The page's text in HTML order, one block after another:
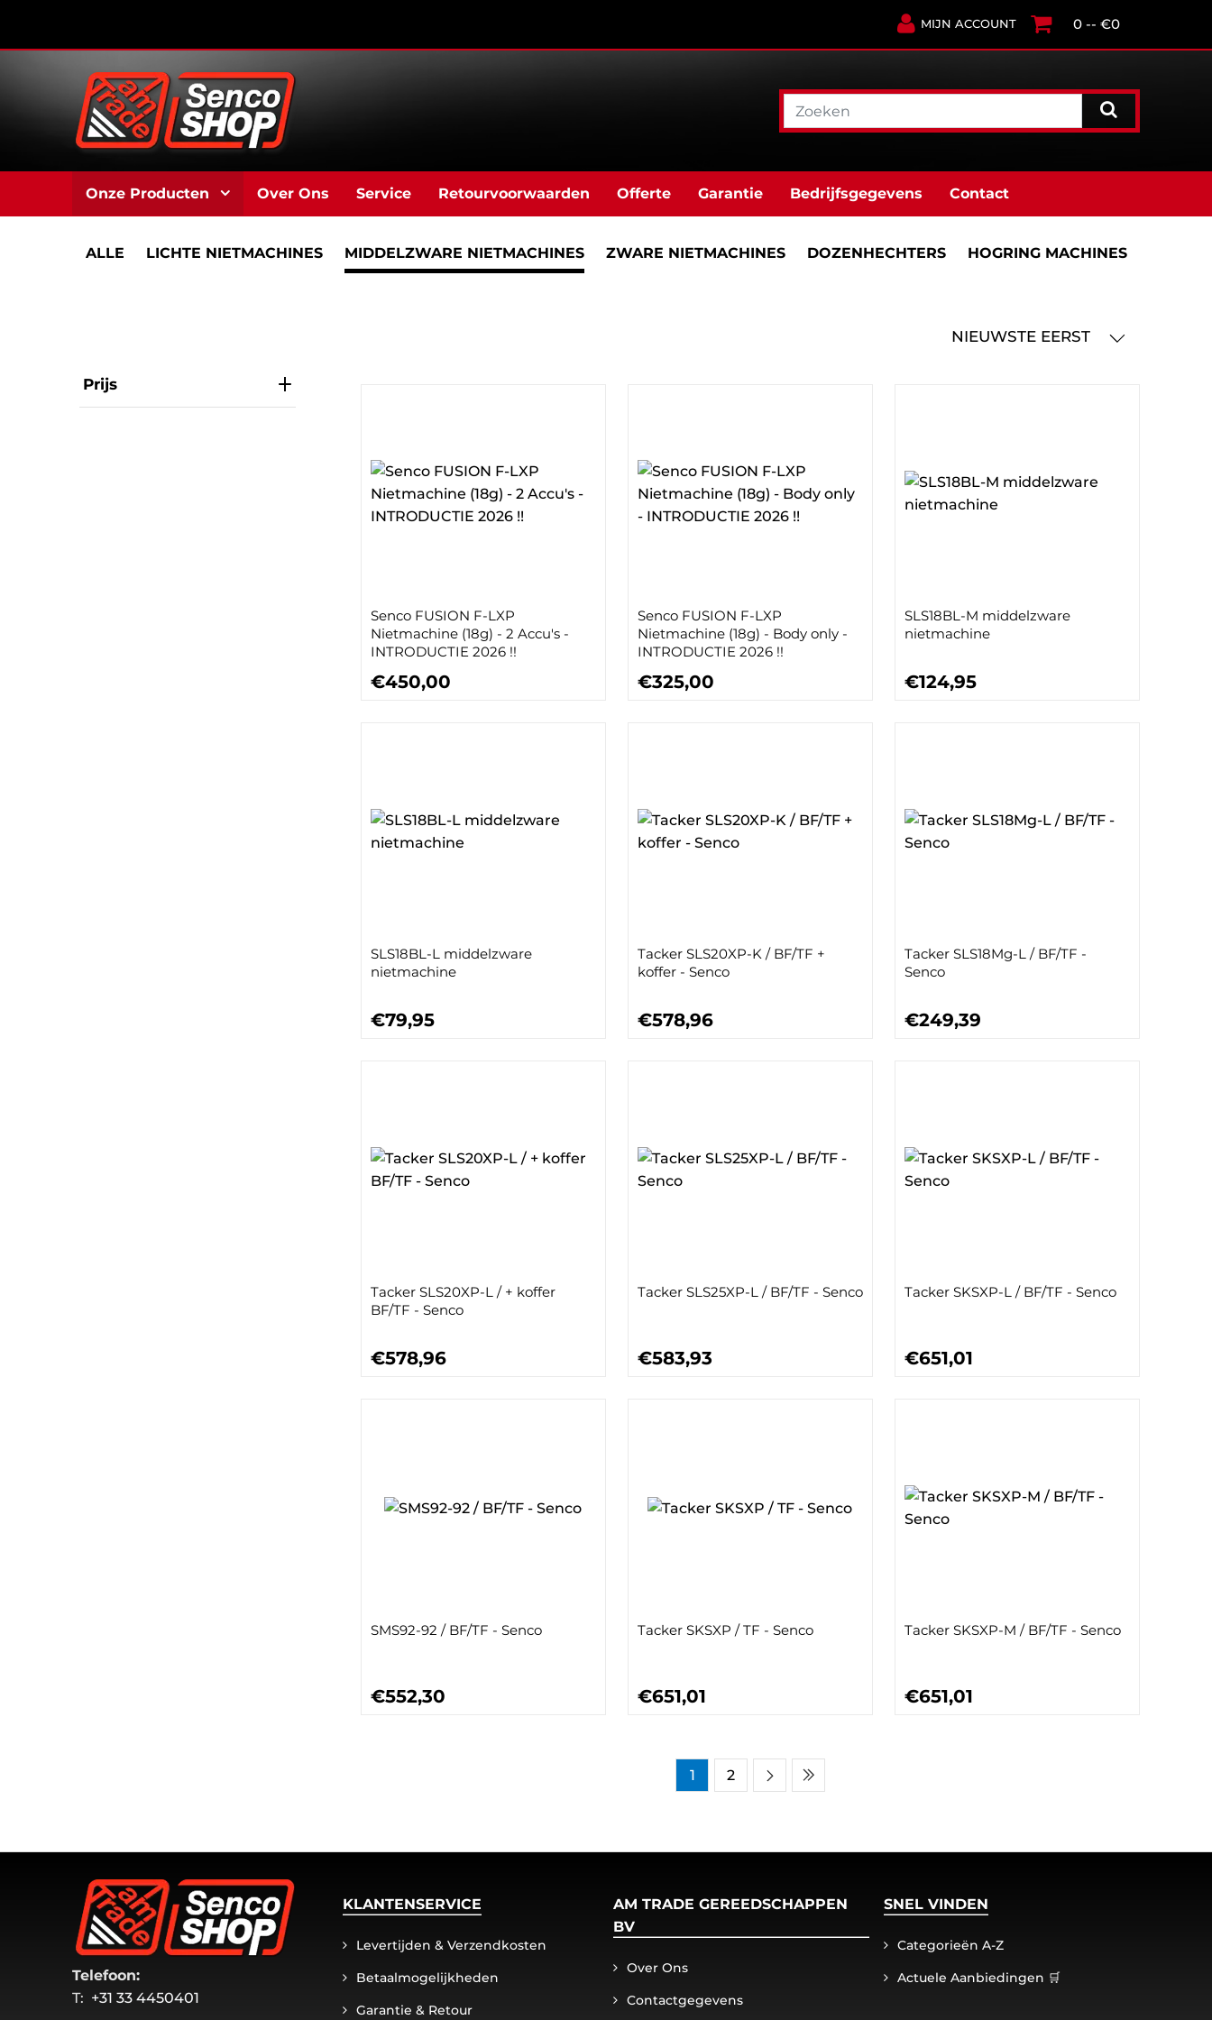
0 -- €0
MIJN ACCOUNT
Onze Producten Over Ons Service Retourvoorwaarden Offerte Garantie Bedrijfsgegevens Contact
ALLE LICHTE NIETMACHINES MIDDELZWARE NIETMACHINES ZWARE NIETMACHINES DOZEN­HECHTERS HOGRING MACHINES
NIEUWSTE EERST
Prijs
Senco FUSION F-LXP
Nietmachine (18g) - 2 Accu's -
INTRODUCTIE 2026 !!
€450,00
Senco FUSION F-LXP
Nietmachine (18g) - Body only -
INTRODUCTIE 2026 !!
€325,00
SLS18BL-M middelzware
nietmachine
€124,95
SLS18BL-L middelzware
nietmachine
€79,95
Tacker SLS20XP-K / BF/TF +
koffer - Senco
€578,96
Tacker SLS18Mg-L / BF/TF -
Senco
€249,39
Tacker SLS20XP-L / + koffer
BF/TF - Senco
€578,96
Tacker SLS25XP-L / BF/TF - Senco
€583,93
Tacker SKSXP-L / BF/TF - Senco
€651,01
SMS92-92 / BF/TF - Senco
€552,30
Tacker SKSXP / TF - Senco
€651,01
Tacker SKSXP-M / BF/TF - Senco
€651,01
1 2
Telefoon:
T: +31 33 4450401
KLANTENSERVICE
Levertijden & Verzendkosten
Betaalmogelijkheden
Garantie & Retour
AM TRADE GEREEDSCHAPPEN
BV
Over Ons
Contactgegevens
SNEL VINDEN
Categorieën A-Z
Actuele Aanbiedingen 🛒